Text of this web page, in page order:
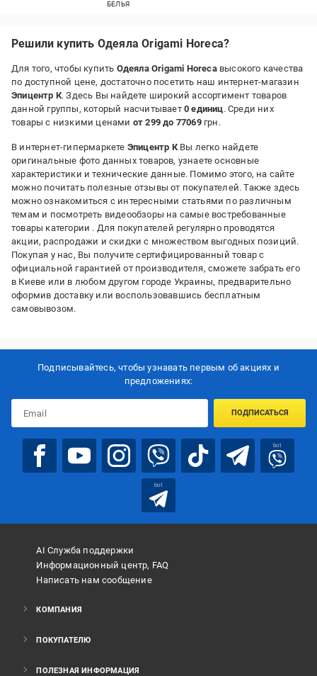
БЕЛЬЯ
Решили купить Одеяла Origami Horeca?
Для того, чтобы купить Одеяла Origami Horecaвысокого качества
по доступной цене, достаточно посетить наш интернет-магазин
Эпицентр К. Здесь Вы найдете широкий ассортимент товаров
данной группы, который насчитывает 0 единиц. Среди них
товары с низкими ценами от 299 до 77069грн.
В интернет-гипермаркете Эпицентр КВы легко найдете
оригинальные фото данных товаров, узнаете основные
характеристики и технические данные. Помимо этого, на сайте
можно почитать полезные отзывы от покупателей. Также здесь
можно ознакомиться с интересными статьями по различным
темам и посмотреть видеообзоры на самые востребованные
товары категории . Для покупателей регулярно проводятся
акции, распродажи и скидки с множеством выгодных позиций.
Покупая у нас, Вы получите сертифицированный товар с
официальной гарантией от производителя, сможете забрать его
в Киеве или в любом другом городе Украины, предварительно
оформив доставку или воспользовавшись бесплатным
самовывозом.
Подписывайтесь, чтобы узнавать первым об акцияx и
предложениях:
ПОДПИСАТЬСЯ
bot
bot
AI Служба поддержки
Информационный центр, FAQ
Написать нам сообщение
КОМПАНИЯ
ПОКУПАТЕЛЮ
ПОЛЕЗНАЯ ИНФОРМАЦИЯ